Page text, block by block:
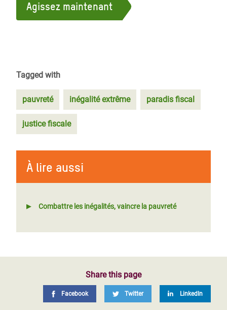
Agissez maintenant
Tagged with
pauvreté inégalité extrême paradis fiscal
justice fiscale
À lire aussi
Combattre les inégalités, vaincre la pauvreté
Share this page
Facebook Twitter LinkedIn